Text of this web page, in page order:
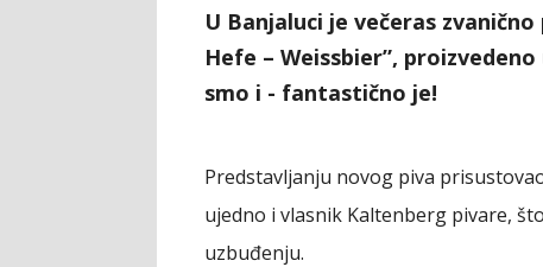
U Banjaluci je večeras
Hefe – Weissbier”,
smo i - fantastično je!
Predstavljanju novog piva
ujedno i vlasnik Kaltenberg pivare,
uzbuđenju.